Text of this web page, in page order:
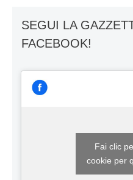
SEGUI LA
FACEBOOK!
Fai clic
cookie per